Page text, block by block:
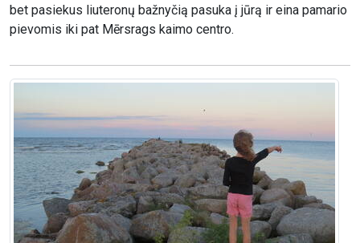
bet pasiekus liuteronų bažnyčią pasuka į jūrą ir eina pamario
pievomis iki pat Mērsrags kaimo centro.